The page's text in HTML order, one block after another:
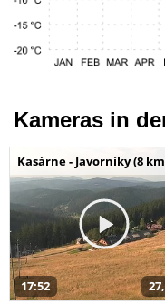
Kameras in
Kasárne - Javorníky (8
17:52